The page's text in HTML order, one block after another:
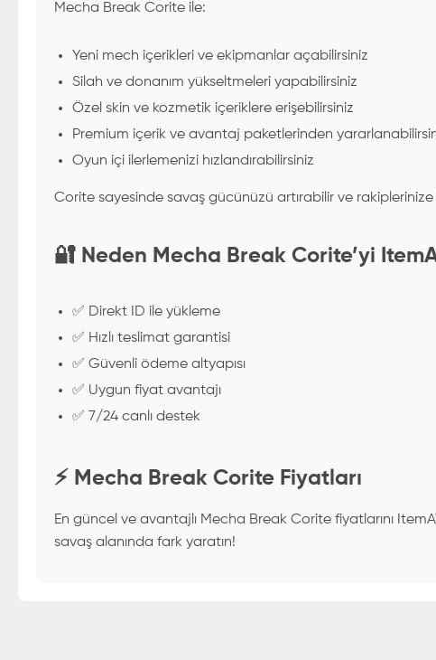
Mecha Break Corite ile:
Yeni mech içerikleri ve ekipmanlar açabilirsiniz
Silah ve donanım yükseltmeleri yapabilirsiniz
Özel skin ve kozmetik içeriklere erişebilirsiniz
Premium içerik ve avantaj paketlerinden
Oyun içi ilerlemenizi hızlandırabilirsiniz
Corite sayesinde savaş gücünüzü artırabilir ve rakiplerinize
🔐 Neden Mecha Break Corite’yi
✅ Direkt ID ile yükleme
✅ Hızlı teslimat garantisi
✅ Güvenli ödeme altyapısı
✅ Uygun fiyat avantajı
✅ 7/24 canlı destek
⚡ Mecha Break Corite Fiyatları
En güncel ve avantajlı Mecha Break Corite fiyatlarını
savaş alanında fark yaratın!